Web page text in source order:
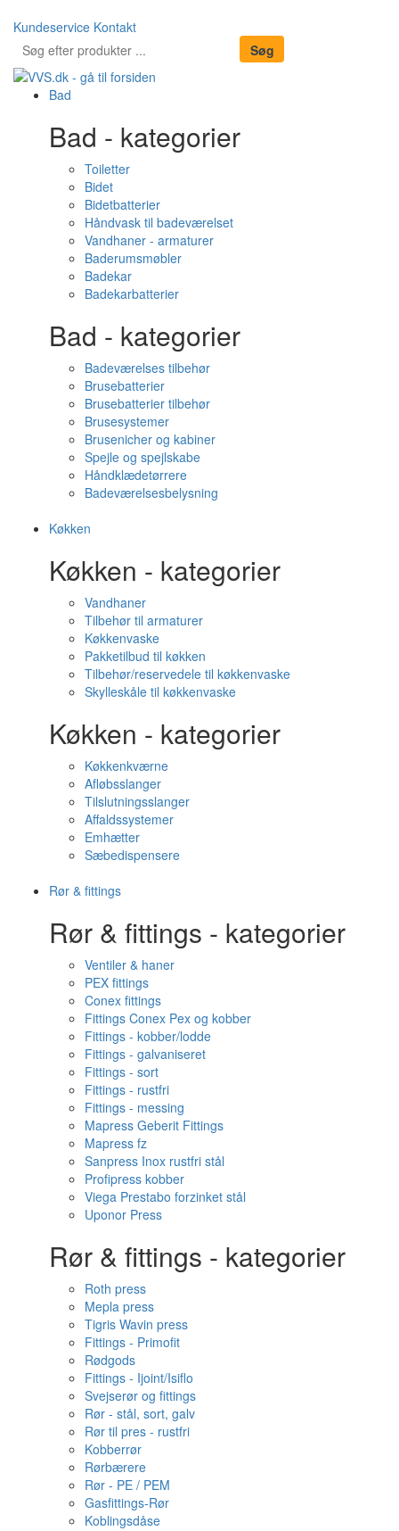
Kundeservice Kontakt
Bad
Bad - kategorier
Toiletter
Bidet
Bidetbatterier
Håndvask til badeværelset
Vandhaner - armaturer
Baderumsmøbler
Badekar
Badekarbatterier
Bad - kategorier
Badeværelses tilbehør
Brusebatterier
Brusebatterier tilbehør
Brusesystemer
Brusenicher og kabiner
Spejle og spejlskabe
Håndklædetørrere
Badeværelsesbelysning
Køkken
Køkken - kategorier
Vandhaner
Tilbehør til armaturer
Køkkenvaske
Pakketilbud til køkken
Tilbehør/reservedele til køkkenvaske
Skylleskåle til køkkenvaske
Køkken - kategorier
Køkkenkværne
Afløbsslanger
Tilslutningsslanger
Affaldssystemer
Emhætter
Sæbedispensere
Rør & fittings
Rør & fittings - kategorier
Ventiler & haner
PEX fittings
Conex fittings
Fittings Conex Pex og kobber
Fittings - kobber/lodde
Fittings - galvaniseret
Fittings - sort
Fittings - rustfri
Fittings - messing
Mapress Geberit Fittings
Mapress fz
Sanpress Inox rustfri stål
Profipress kobber
Viega Prestabo forzinket stål
Uponor Press
Rør & fittings - kategorier
Roth press
Mepla press
Tigris Wavin press
Fittings - Primofit
Rødgods
Fittings - Ijoint/Isiflo
Svejserør og fittings
Rør - stål, sort, galv
Rør til pres - rustfri
Kobberrør
Rørbærere
Rør - PE / PEM
Gasfittings-Rør
Koblingsdåse